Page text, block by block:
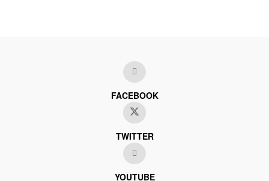
FACEBOOK
TWITTER
YOUTUBE